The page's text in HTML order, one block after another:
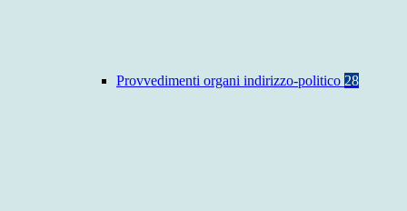
Provvedimenti organi indirizzo-politico 28